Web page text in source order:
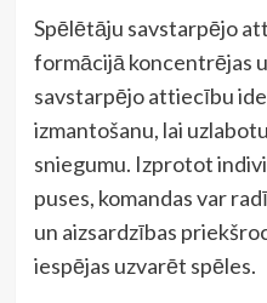
Spēlētāju savstarpējo
formācijā koncentrējas
savstarpējo attiecību
izmantošanu, lai
sniegumu. Izprotot
puses, komandas var
un aizsardzības
iespējas uzvarēt spēles.